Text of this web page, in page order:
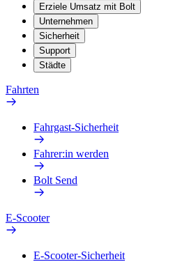
Erziele Umsatz mit Bolt
Unternehmen
Sicherheit
Support
Städte
Fahrten
Fahrgast-Sicherheit
Fahrer:in werden
Bolt Send
E-Scooter
E-Scooter-Sicherheit